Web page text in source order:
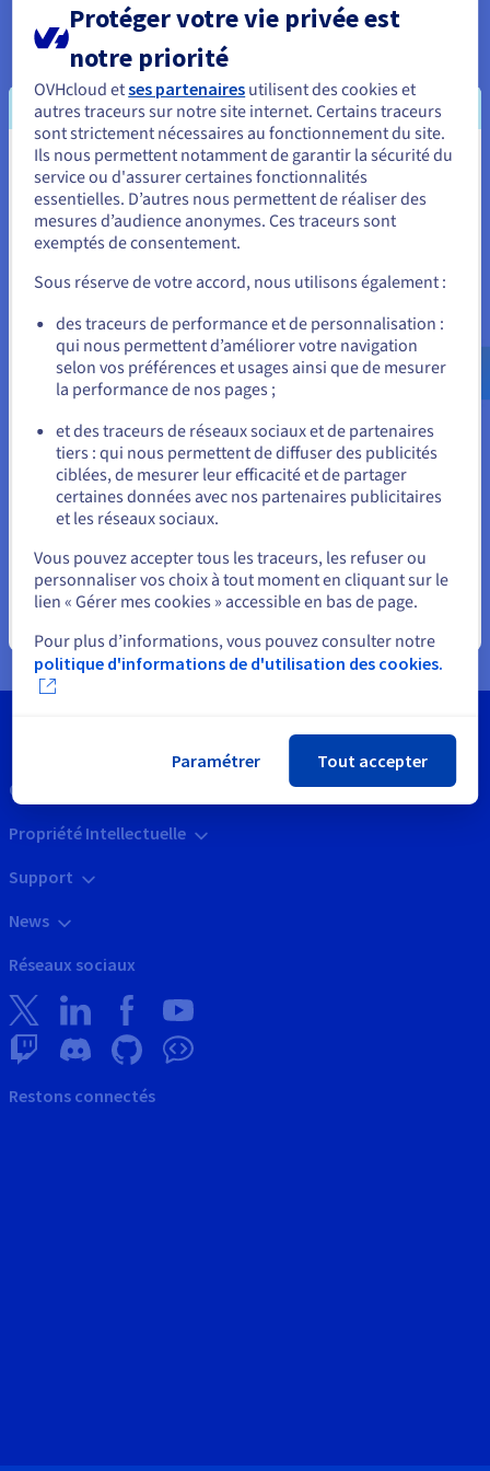
Disponibilités par régions
Documentation
Roadmap & Changelog
Roadmap & Changelog
Roadmap & Changelog
Gérer le renouvellement des services
Gérer mes moyens de paiement
FAQ sur la facturation et le paiement
Outils
Propriété Intellectuelle
Support
News
Réseaux sociaux
Restons connectés
Vous semblez être localisé en États-
Unis.
Pour commander, rendez-vous sur le site de votre pays (États-
Allez sur le site États-Unis
us.ovhcloud.com/
Anglais USD - $
ou
Rester sur le site actuel
Sélectionner un autre site web
Protéger votre vie privée est
notre priorité
OVHcloud etses partenaires utilisent des cookies et
autres traceurs sur notre site internet. Certains traceurs
sont strictement nécessaires au fonctionnement du site.
Ils nous permettent notamment de garantir la sécurité du
service ou d'assurer certaines fonctionnalités
essentielles. D’autres nous permettent de réaliser des
mesures d’audience anonymes. Ces traceurs sont
exemptés de consentement.
Sous réserve de votre accord, nous utilisons également :
des traceurs de performance et de personnalisation :
qui nous permettent d’améliorer votre navigation
selon vos préférences et usages ainsi que de mesurer
la performance de nos pages ;
et des traceurs de réseaux sociaux et de partenaires
tiers : qui nous permettent de diffuser des publicités
ciblées, de mesurer leur efficacité et de partager
certaines données avec nos partenaires publicitaires
et les réseaux sociaux.
Vous pouvez accepter tous les traceurs, les refuser ou
personnaliser vos choix à tout moment en cliquant sur le
lien « Gérer mes cookies » accessible en bas de page.
Pour plus d’informations, vous pouvez consulter notre
politique d'informations de d'utilisation des cookies.
Paramétrer Tout accepter